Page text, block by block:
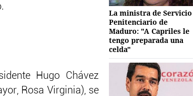
La ministra de Servicio
Penitenciario de
Maduro: "A Capriles le
tengo preparada una
celda"
Hugo Chávez
Rosa Virginia), se